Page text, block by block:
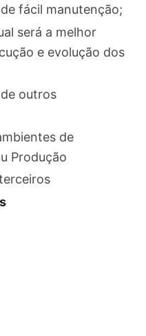
de fácil manutenção;
será a melhor
e evolução dos
de outros
de
Produção